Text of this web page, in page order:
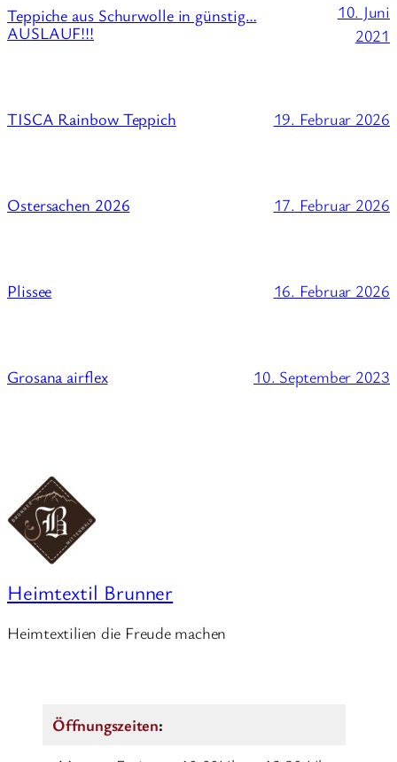
Teppiche aus Schurwolle in günstig…
AUSLAUF!!!
10. Juni
2021
TISCA Rainbow Teppich 19. Februar 2026
Ostersachen 2026 17. Februar 2026
Plissee 16. Februar 2026
Grosana airflex 10. September 2023
Heimtextil Brunner
Heimtextilien die Freude machen
Öffnungszeiten: